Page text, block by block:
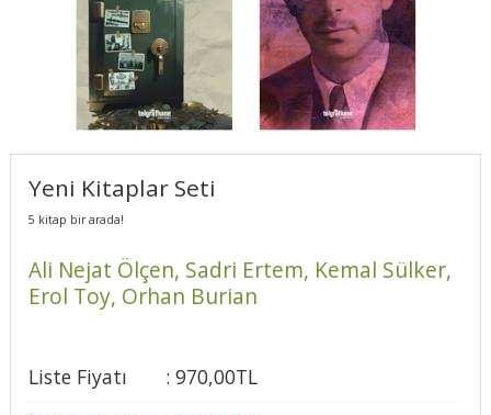
Yeni Kitaplar Seti
5 kitap bir arada!
Ali Nejat Ölçen, Sadri Ertem, Kemal Sülker,
Erol Toy, Orhan Burian
Liste Fiyatı : 970,00TL